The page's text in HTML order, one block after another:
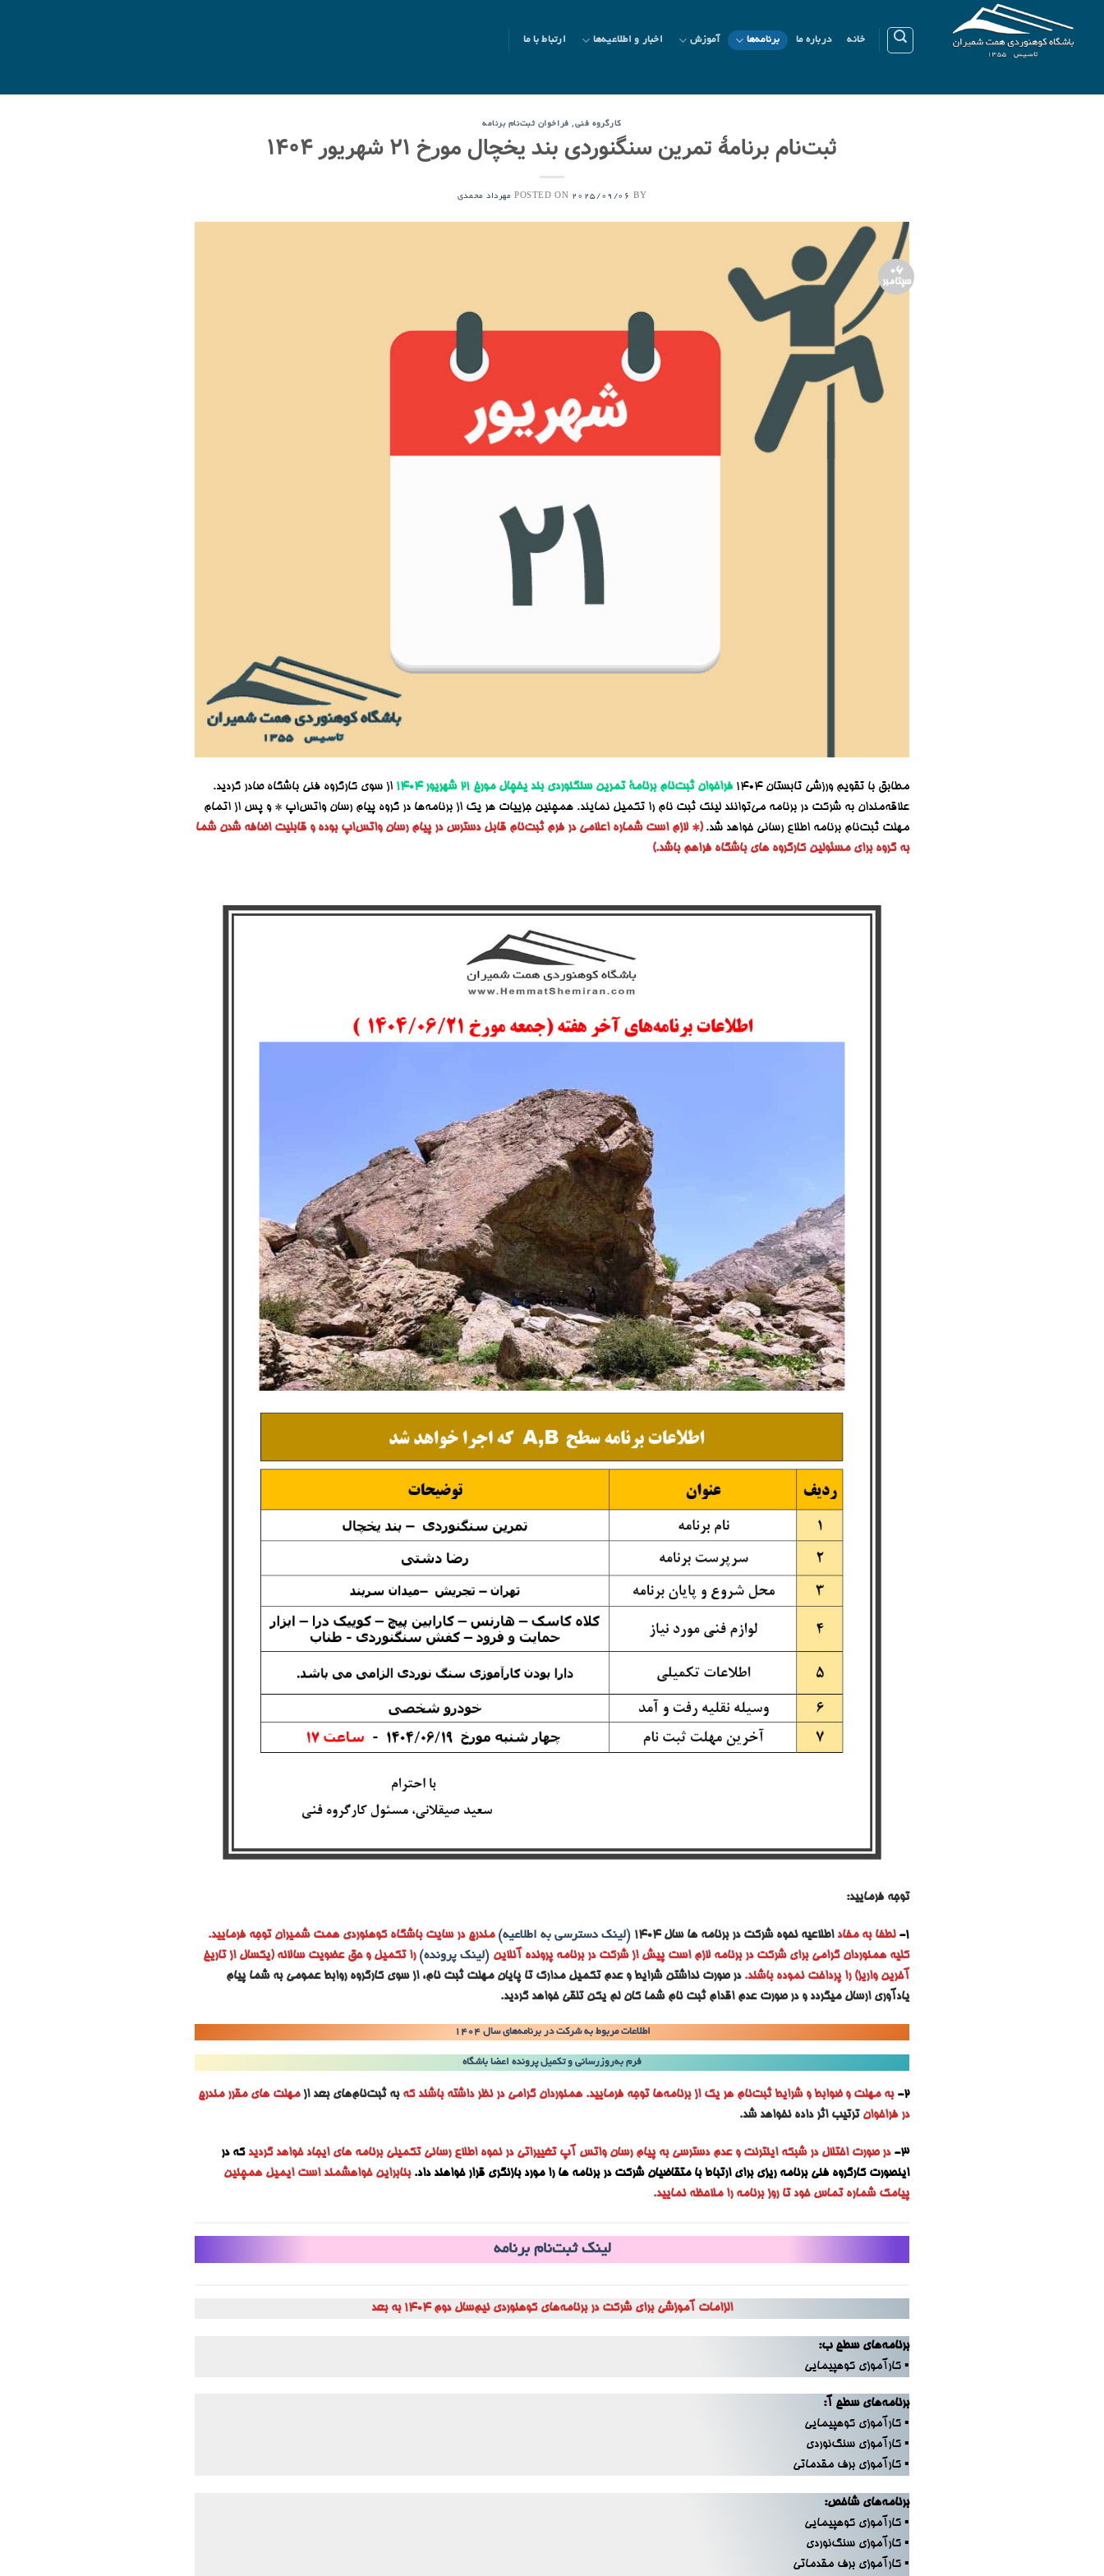
content
خانه درباره ما برنامه‌ها آموزش اخبار و اطلاعیه‌ها ارتباط با ما
کارگروه فنی, فراخوان ثبت‌نام برنامه
ثبت‌نام برنامۀ تمرین سنگنوردی بند یخچال مورخ ۲۱ شهریور ۱۴۰۴
POSTED ON 2025/09/06 BY مهرداد محمدی
06
سپتامبر
مطابق با تقویم ورزشی تابستان ۱۴۰۴ فراخوان ثبت‌نام برنامۀ تمرین سنگنوردی بند یخچال مورخ ۲۱ شهریور ۱۴۰۴
از سوی کارگروه فنی باشگاه صادر گردید.
علاقه‌مندان به شرکت در برنامه می‌توانند لینک ثبت نام را تکمیل نمایند. همچنین جزییات هر یک از برنامه‌ها در گروه پیام رسان واتس‌اپ * و پس از اتمام
مهلت ثبت‌نام برنامه اطلاع رسانی خواهد شد. (* لازم است شماره اعلامی در فرم ثبت‌نام قابل دسترس در پیام رسان واتس‌اپ بوده و قابلیت اضافه شدن شما
به گروه برای مسئولین کارگروه های باشگاه فراهم باشد.)
توجه فرمایید:
1- لطفا به مفاداطلاعیه نحوه شرکت در برنامه ها سال ۱۴۰۴ (لینک دسترسی به اطلاعیه) مندرج در سایت باشگاه کوهنوردی همت شمیران توجه فرمایید.
کلیه همنوردان گرامی برای شرکت در برنامه لازم است پیش از شرکت در برنامه پرونده آنلاین (لینک پرونده) را تکمیل و حق عضویت سالانه (یکسال از تاریخ
آخرین واریز) را پرداخت نموده باشند.در صورت نداشتن شرایط و عدم تکمیل مدارک تا پایان مهلت ثبت نام، از سوی کارگروه روابط عمومی به شما پیام
یادآوری ارسال میگردد و در صورت عدم اقدام ثبت نام شما کان لم یکن تلقی خواهد گردید.
اطلاعات مربوط به شرکت در برنامه‌های سال ۱۴۰۴
فرم به‌روزرسانی و تکمیل پرونده اعضا باشگاه
2- به مهلت و ضوابط و شرایط ثبت‌نام هر یک از برنامه‌ها توجه فرمایید. همنوردان گرامی در نظر داشته باشند که به ثبت‌نام‌های بعد ازمهلت های مقرر مندرج
در فراخوانترتیب اثر داده نخواهد شد.
3- در صورت اختلال در شبکه اینترنت و عدم دسترسی به پیام رسان واتس آپ تغییراتی در نحوه اطلاع رسانی تکمیلی برنامه های ایجاد خواهد گردید که در
اینصورت کارگروه فنی برنامه ریزی برای ارتباط با متقاضیان شرکت در برنامه ها را مورد بازنگری قرار خواهند داد. بنابراین خواهشمند است ایمیل همچنین
پیامک شماره تماس خود تا روز برنامه را ملاحظه نمایید.
لینک ثبت‌نام برنامه
الزامات آموزشی برای شرکت در برنامه‌های کوهنوردی نیم‌سال دوم ۱۴۰۴ به بعد
برنامه‌های سطح ب:
▪ کارآموزی کوهپیمایی
برنامه‌های سطح آ:
▪ کارآموزی کوهپیمایی
▪ کارآموزی سنگ‌نوردی
▪ کارآموزی برف مقدماتی
برنامه‌های شاخص:
▪ کارآموزی کوهپیمایی
▪ کارآموزی سنگ‌نوردی
▪ کارآموزی برف مقدماتی